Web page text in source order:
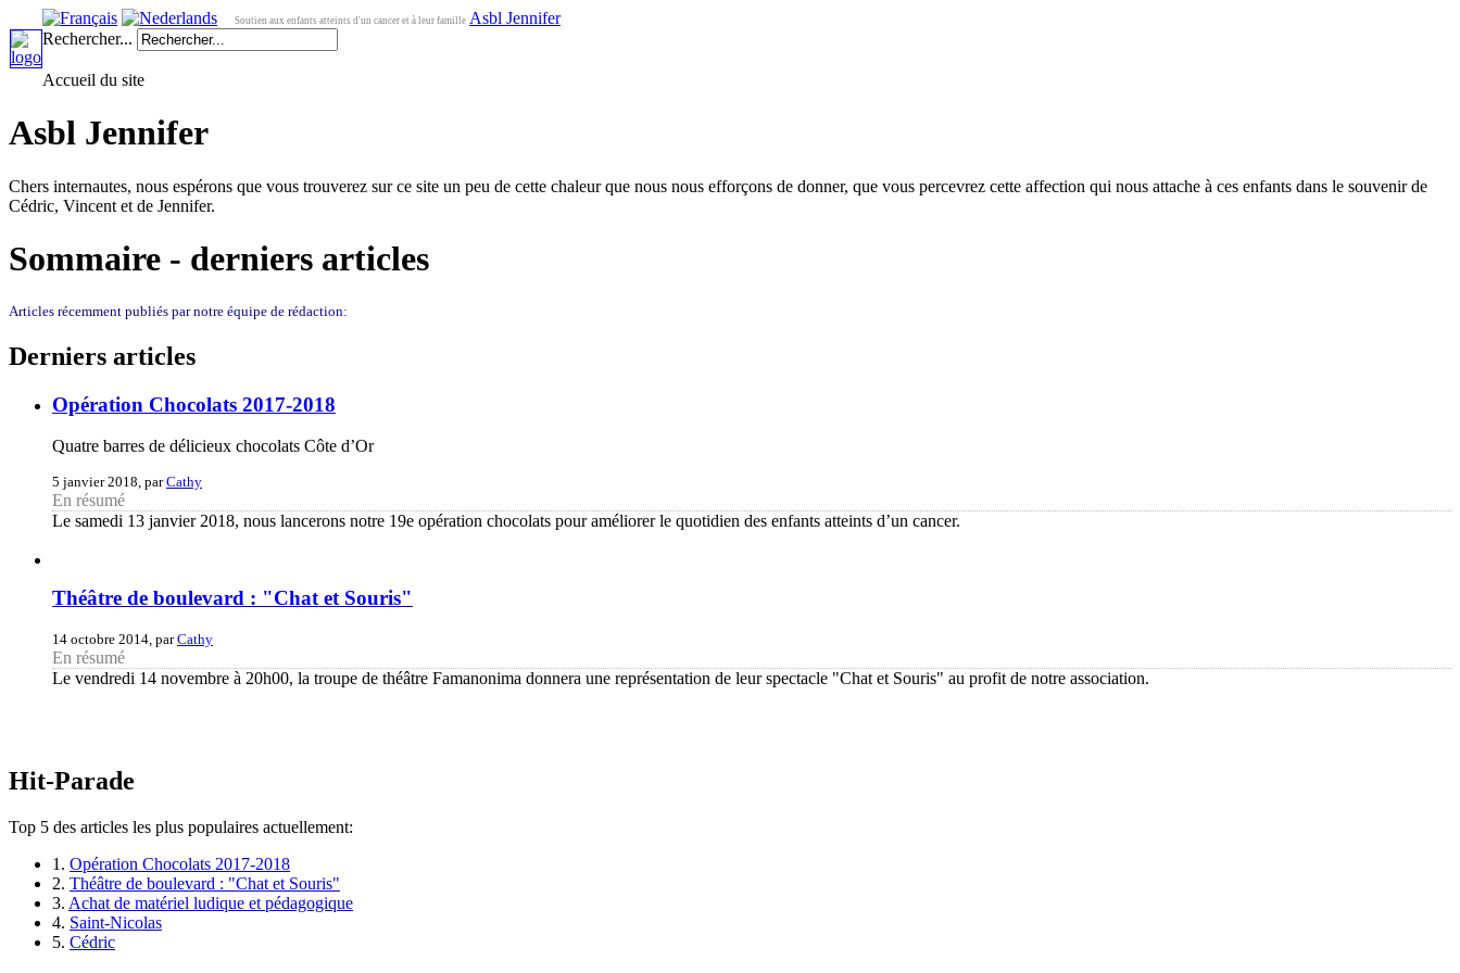
Soutien aux enfants atteints d'un cancer et à leur famille Asbl Jennifer
Rechercher...
Accueil du site
Asbl Jennifer
Chers internautes, nous espérons que vous trouverez sur ce site un peu de cette chaleur que nous nous efforçons de donner, que vous percevrez cette affection qui nous attache à ces enfants dans le souvenir de
Cédric, Vincent et de Jennifer.
Sommaire - derniers articles
Articles récemment publiés par notre équipe de rédaction:
Derniers articles
Opération Chocolats 2017-2018
Quatre barres de délicieux chocolats Côte d’Or
5 janvier 2018, parCathy
En résumé
Le samedi 13 janvier 2018, nous lancerons notre 19e opération chocolats pour améliorer le quotidien des enfants atteints d’un cancer.
Théâtre de boulevard : "Chat et Souris"
14 octobre 2014, parCathy
En résumé
Le vendredi 14 novembre à 20h00, la troupe de théâtre Famanonima donnera une représentation de leur spectacle "Chat et Souris" au profit de notre association.
Hit-Parade
Top 5 des articles les plus populaires actuellement:
1. Opération Chocolats 2017-2018
2. Théâtre de boulevard : "Chat et Souris"
3. Achat de matériel ludique et pédagogique
4. Saint-Nicolas
5. Cédric